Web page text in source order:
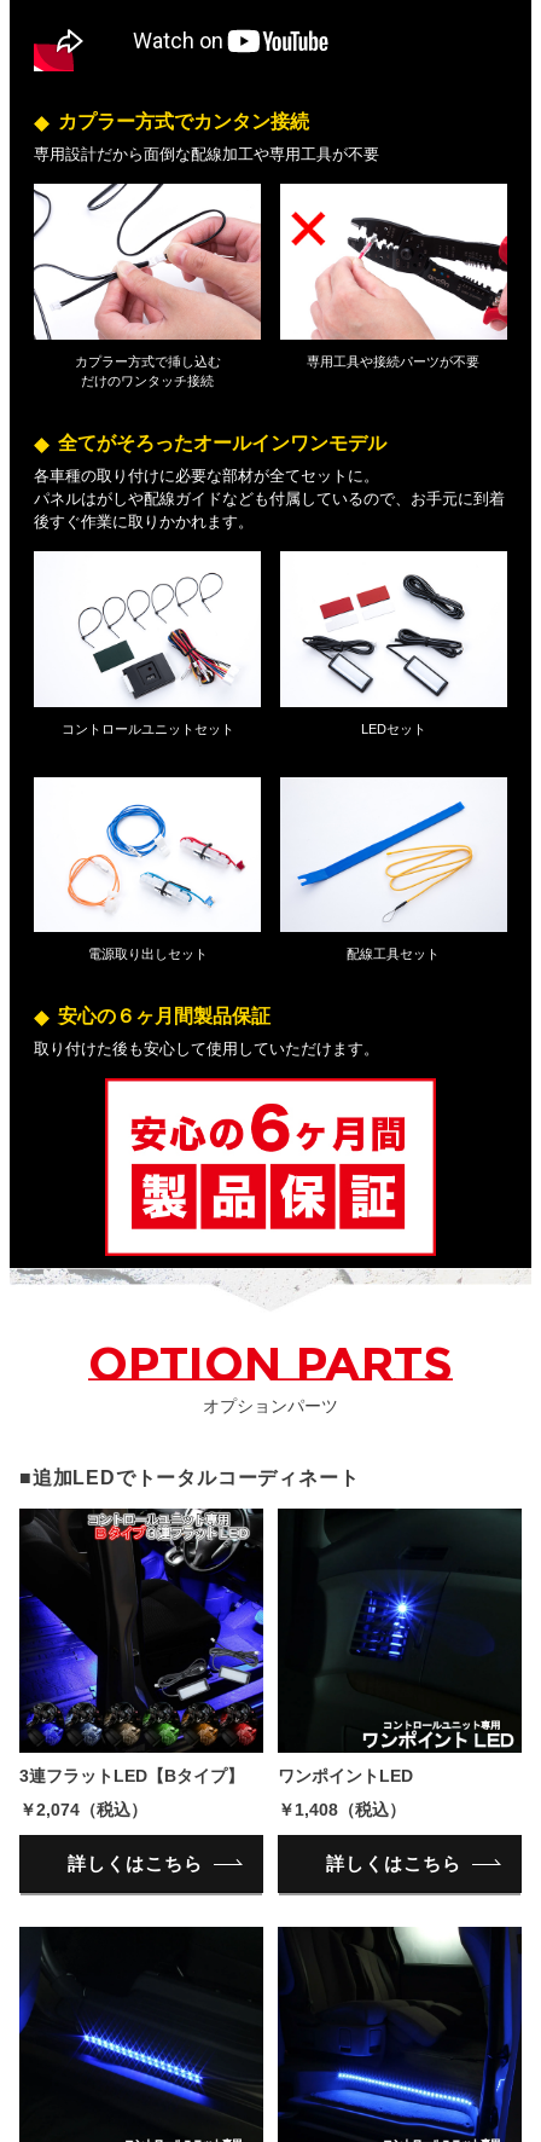
カプラー方式でカンタン接続
専用設計だから面倒な配線加工や専用工具が不要
カプラー方式で挿し込む
だけのワンタッチ接続
専用工具や接続パーツが不要
全てがそろったオールインワンモデル
各車種の取り付けに必要な部材が全てセットに。
パネルはがしや配線ガイドなども付属しているので、お手元に到着
後すぐ作業に取りかかれます。
コントロールユニットセット LEDセット
電源取り出しセット 配線工具セット
安心の６ヶ月間製品保証
取り付けた後も安心して使用していただけます。
OPTION PARTS
オプションパーツ
■追加LEDでトータルコーディネート
3連フラットLED【Bタイプ】
￥2,074（税込）
詳しくはこちら
ワンポイントLED
￥1,408（税込）
詳しくはこちら